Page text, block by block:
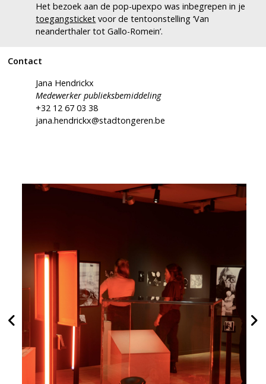
Het bezoek aan de pop-upexpo was inbegrepen in je
toegangsticket voor de tentoonstelling ‘Van
neanderthaler tot Gallo-Romein’.
Contact
Jana Hendrickx
Medewerker publieksbemiddeling
+32 12 67 03 38
jana.hendrickx@stadtongeren.be